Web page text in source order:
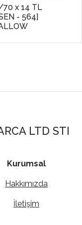
x 14 TL
- 564]
LTD STI
Kurumsal
Hakkımızda
İletişim